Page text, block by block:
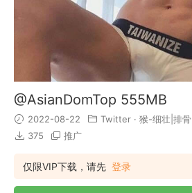
@AsianDomTop 555MB
2022-08-22 Twitter · 猴-细壮|排骨
375
推广
仅限VIP下载，请先 登录